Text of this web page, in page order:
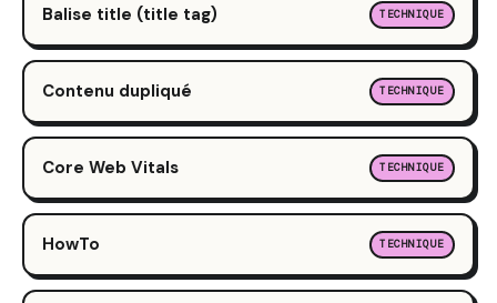
Balise title (title tag) TECHNIQUE
Contenu dupliqué TECHNIQUE
Core Web Vitals TECHNIQUE
HowTo TECHNIQUE